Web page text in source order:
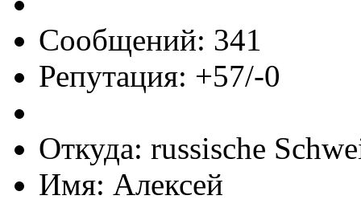
Сообщений: 341
Репутация: +57/-0
Откуда: russische
Имя: Алексей